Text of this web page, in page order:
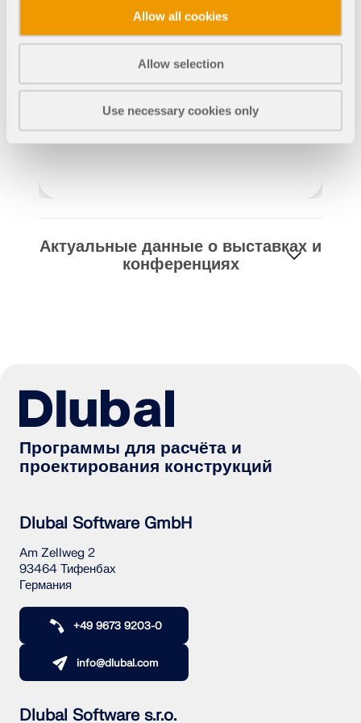
Allow all cookies
Allow selection
Use necessary cookies only
рабочих процессов.
ПРОВЕРИТЬ ЗОНЫ НАГРУЗКИ
Устаревшие продукты
Актуальные данные о выставках и
конференциях
Программы для расчёта и
проектирования конструкций
Dlubal Software GmbH
Am Zellweg 2
93464 Тифенбах
Германия
+49 9673 9203-0
info@dlubal.com
Dlubal Software s.r.o.